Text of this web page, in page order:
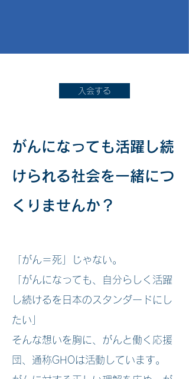
がんになっても活躍し続
けられる社会を一緒につ
くりませんか？
「がん＝死」じゃない。
「がんになっても、自分らしく活躍
し続けるを日本のスタンダードにし
たい」
そんな想いを胸に、がんと働く応援
団、通称GHOは活動しています。
入会する